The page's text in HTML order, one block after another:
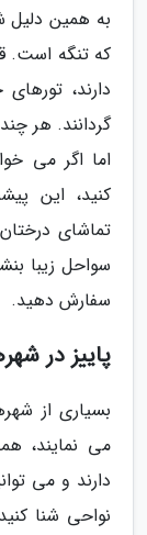
به همین دلیل
که تنگه است.
گردانند. هر
اما اگر می
کنید، این
تماشای
سواحل زیبا
سفارش دهید.
پاییز در
بسیاری از
می نمایند،
دارند و می
نواحی شنا